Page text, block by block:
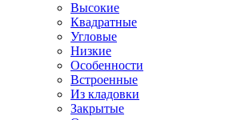
Высокие
Квадратные
Угловые
Низкие
Особенности
Встроенные
Из кладовки
Закрытые